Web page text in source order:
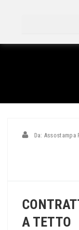
Da: Assostampa
A TETTO